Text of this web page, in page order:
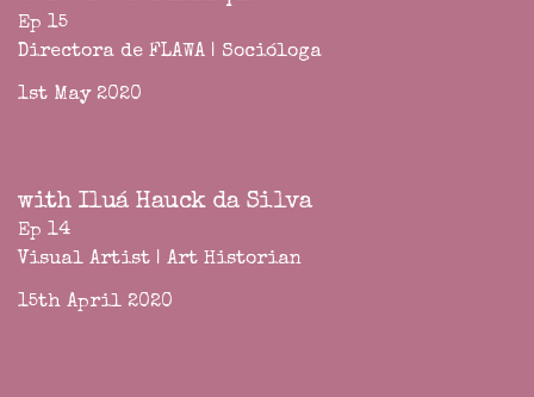
Ep 15
Directora de FLAWA | Socióloga
1st May 2020
with Iluá Hauck da Silva
Ep 14
Visual Artist | Art Historian
15th April 2020